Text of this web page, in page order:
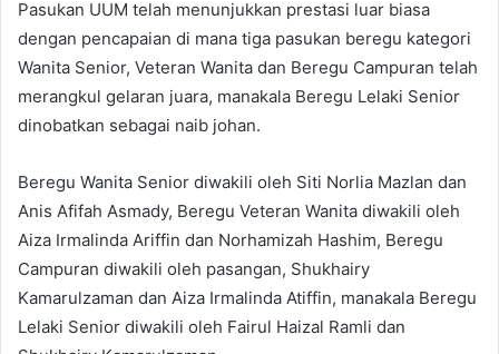
Pasukan UUM telah menunjukkan prestasi luar biasa
dengan pencapaian di mana tiga pasukan beregu kategori
Wanita Senior, Veteran Wanita dan Beregu Campuran telah
merangkul gelaran juara, manakala Beregu Lelaki Senior
dinobatkan sebagai naib johan.
Beregu Wanita Senior diwakili oleh Siti Norlia Mazlan dan
Anis Afifah Asmady, Beregu Veteran Wanita diwakili oleh
Aiza Irmalinda Ariffin dan Norhamizah Hashim, Beregu
Campuran diwakili oleh pasangan, Shukhairy
Kamarulzaman dan Aiza Irmalinda Atiffin, manakala Beregu
Lelaki Senior diwakili oleh Fairul Haizal Ramli dan